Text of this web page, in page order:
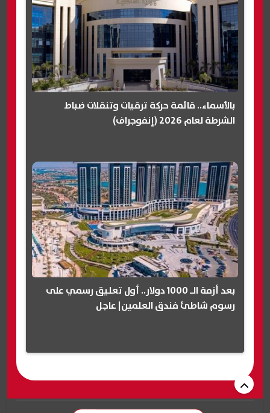
بالأسماء.. قائمة حركة ترقيات وتنقلات ضباط
الشرطة لعام 2026 (إنفوجراف)
بعد أزمة الـ 1000 دولار.. أول تعليق رسمي على
رسوم شاطئ فندق العلمين| عاجل